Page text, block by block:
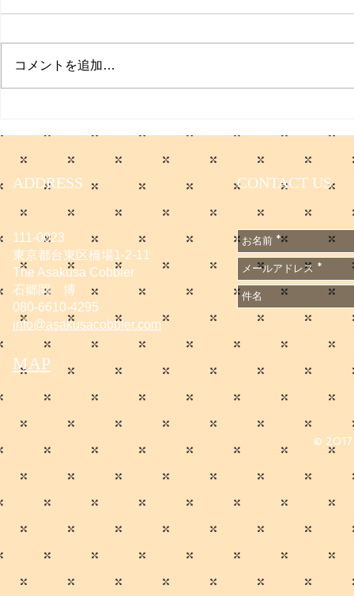
サマーセールのお知らせ
無料会員に
1667502
コメントを追加…
ADDRESS CONTACT US
111-0023
東京都台東区橋場1-2-11
The Asakusa Cobbler
石郷岡 博
080-6610-4295
info@asakusacobbler.com
MAP
© 2017